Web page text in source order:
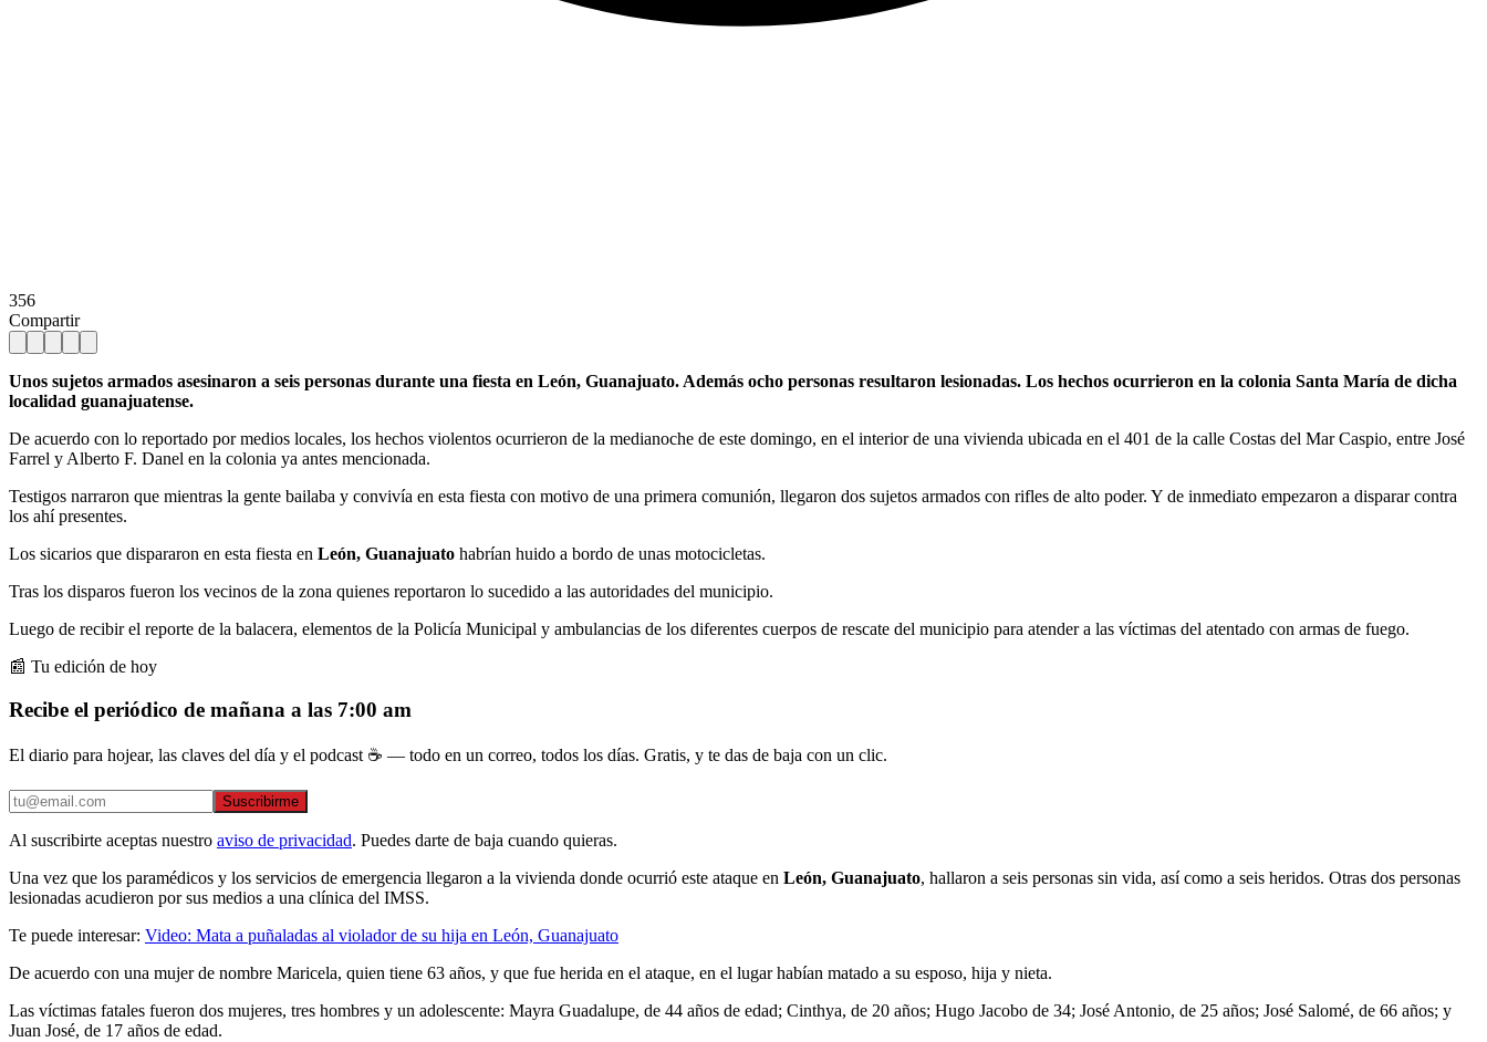
356
Compartir
Unos sujetos armados asesinaron a seis personas durante una fiesta en León, Guanajuato. Además ocho personas resultaron lesionadas. Los hechos ocurrieron en la colonia Santa María de dicha
localidad guanajuatense.
De acuerdo con lo reportado por medios locales, los hechos violentos ocurrieron de la medianoche de este domingo, en el interior de una vivienda ubicada en el 401 de la calle Costas del Mar Caspio, entre José
Farrel y Alberto F. Danel en la colonia ya antes mencionada.
Testigos narraron que mientras la gente bailaba y convivía en esta fiesta con motivo de una primera comunión, llegaron dos sujetos armados con rifles de alto poder. Y de inmediato empezaron a disparar contra
los ahí presentes.
Los sicarios que dispararon en esta fiesta en León, Guanajuato habrían huido a bordo de unas motocicletas.
Tras los disparos fueron los vecinos de la zona quienes reportaron lo sucedido a las autoridades del municipio.
Luego de recibir el reporte de la balacera, elementos de la Policía Municipal y ambulancias de los diferentes cuerpos de rescate del municipio para atender a las víctimas del atentado con armas de fuego.
📰 Tu edición de hoy
Recibe el periódico de mañana a las 7:00 am
El diario para hojear, las claves del día y el podcast ☕ — todo en un correo, todos los días. Gratis, y te das de baja con un clic.
Suscribirme
Al suscribirte aceptas nuestro aviso de privacidad. Puedes darte de baja cuando quieras.
Una vez que los paramédicos y los servicios de emergencia llegaron a la vivienda donde ocurrió este ataque en León, Guanajuato, hallaron a seis personas sin vida, así como a seis heridos. Otras dos personas
lesionadas acudieron por sus medios a una clínica del IMSS.
Te puede interesar: Video: Mata a puñaladas al violador de su hija en León, Guanajuato
De acuerdo con una mujer de nombre Maricela, quien tiene 63 años, y que fue herida en el ataque, en el lugar habían matado a su esposo, hija y nieta.
Las víctimas fatales fueron dos mujeres, tres hombres y un adolescente: Mayra Guadalupe, de 44 años de edad; Cinthya, de 20 años; Hugo Jacobo de 34; José Antonio, de 25 años; José Salomé, de 66 años; y
Juan José, de 17 años de edad.